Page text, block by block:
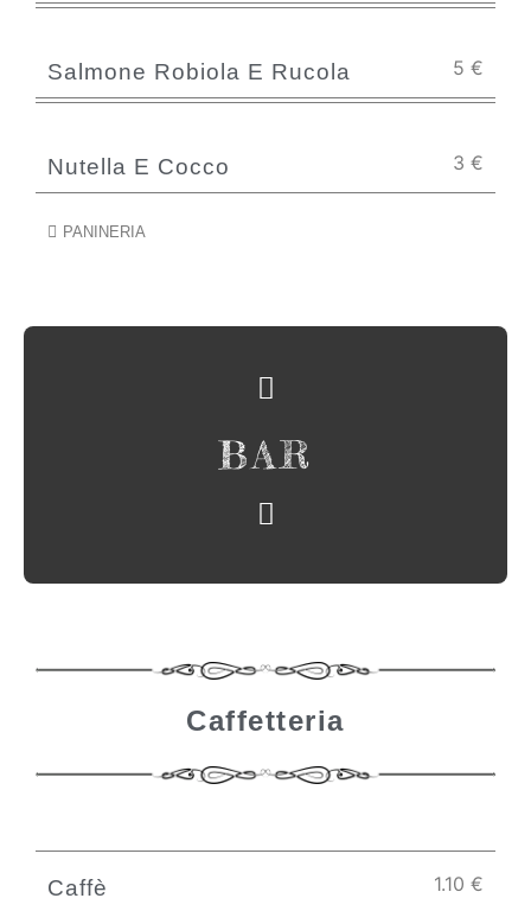
Salmone Robiola E Rucola 5 €
Nutella E Cocco 3 €
PANINERIA
BAR
Caffetteria
Caffè 1.10 €